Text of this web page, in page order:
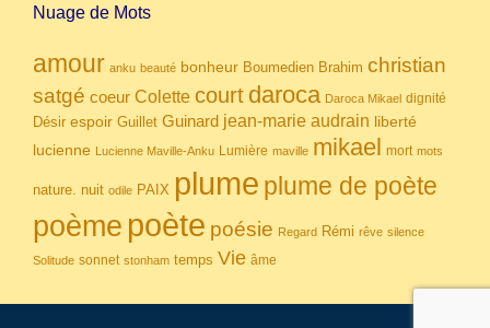
Nuage de Mots
amour anku beauté bonheur Boumedien Brahim christian
satgé coeur Colette court daroca Daroca Mikael dignité
Désir espoir Guillet Guinard jean-marie audrain liberté
lucienne Lucienne Maville-Anku Lumière maville mikael mort mots
nature. nuit odile PAIX plume plume de poète
poème poète poésie Regard Rémi rêve silence
Solitude sonnet stonham temps Vie âme